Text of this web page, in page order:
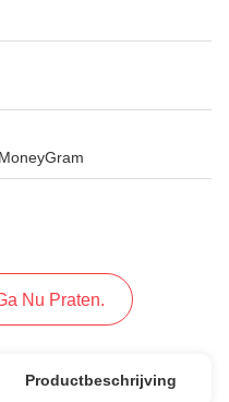
Nu Praten.
Productbeschrijving